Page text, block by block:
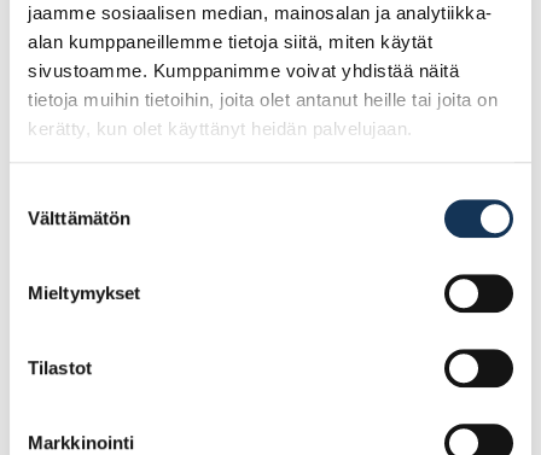
jaamme sosiaalisen median, mainosalan ja analytiikka-
alan kumppaneillemme tietoja siitä, miten käytät
sivustoamme. Kumppanimme voivat yhdistää näitä
tietoja muihin tietoihin, joita olet antanut heille tai joita on
kerätty, kun olet käyttänyt heidän palvelujaan.
valinta
Välttämätön
Mieltymykset
Tilastot
Markkinointi
BESSEY
Pulttisakset 900mm
Lisää tilauskoriin